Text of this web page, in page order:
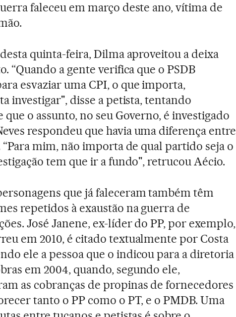
faleceu em março deste ano, vítima de
quinta-feira, Dilma aproveitou a deixa
“Quando a gente verifica que o PSDB
esvaziar uma CPI, o que importa,
investigar", disse a petista, tentando
o assunto, no seu Governo, é investigado
respondeu que havia uma diferença entre
mim, não importa de qual partido seja o
tem que ir a fundo", retrucou Aécio.
que já faleceram também têm
repetidos à exaustão na guerra de
José Janene, ex-líder do PP, por exemplo,
em 2010, é citado textualmente por Costa
ele a pessoa que o indicou para a diretoria
em 2004, quando, segundo ele,
as cobranças de propinas de fornecedores
tanto o PP como o PT, e o PMDB. Uma